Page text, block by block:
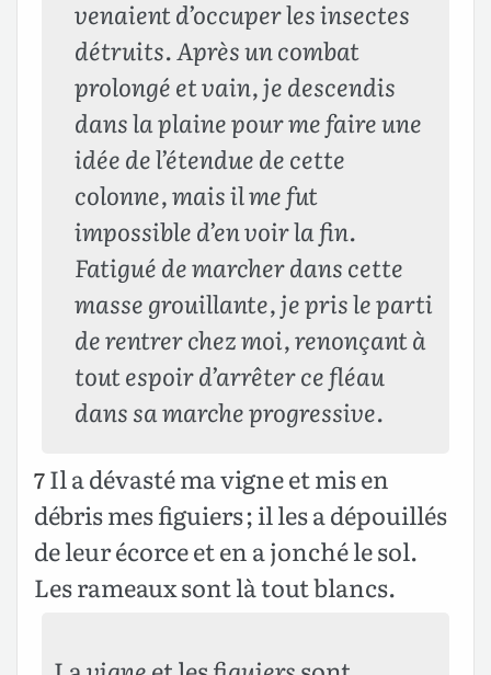
venaient d’occuper les insectes
détruits. Après un combat
prolongé et vain, je descendis
dans la plaine pour me faire une
idée de l’étendue de cette
colonne, mais il me fut
impossible d’en voir la fin.
Fatigué de marcher dans cette
masse grouillante, je pris le parti
de rentrer chez moi, renonçant à
tout espoir d’arrêter ce fléau
dans sa marche progressive.
7Il a dévasté ma vigne et mis en
débris mes figuiers ; il les a dépouillés
de leur écorce et en a jonché le sol.
Les rameaux sont là tout blancs.